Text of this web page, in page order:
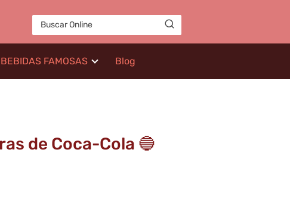
BEBIDAS FAMOSAS Blog
de Coca-Cola 🔵